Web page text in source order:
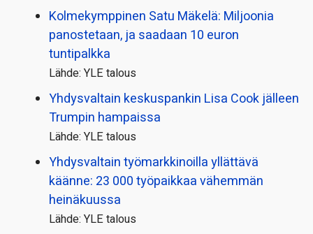
Kolmekymppinen Satu Mäkelä: Miljoonia
panostetaan, ja saadaan 10 euron
tuntipalkka
Lähde: YLE talous
Yhdysvaltain keskuspankin Lisa Cook jälleen
Trumpin hampaissa
Lähde: YLE talous
Yhdysvaltain työmarkkinoilla yllättävä
käänne: 23 000 työpaikkaa vähemmän
heinäkuussa
Lähde: YLE talous